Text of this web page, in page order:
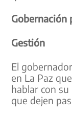
Gobernación
Gestión
El
en La Paz
hablar con
que dejen